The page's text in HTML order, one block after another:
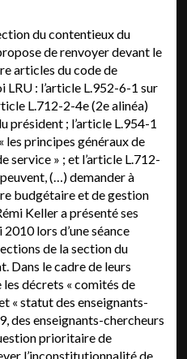
» des comités de sélection : durant les travaux parlementaires, il ont été présentés comme se substituant aux commissions de spécialistes et donc comme jury de recrutement, mais le 3e alinéa de l’article prévoit que le comité de sélection n’émet qu’un avis, conférant ainsi au CA le rôle de jury. « C’est donc de l’interprétation de ce 3e alinéa que dépend le caractère purement consultatif ou non du comité de sélection », relève le rapporteur public. Or, « les conséquences du principe d’indépendance sont moins fortes à l’égard des instances purement consultatives de l’université ». Il propose donc au Conseil constitutionnel de se prononcer sur ce point. DROIT DE VETO : AU CONSEIL CONSTITUTIONNEL DE « TRANCHER LA QUESTION » S’agissant de l’article L.712-2-4e (2e alinéa) sur le droit de veto du président, les requérants estiment qu’il est aussi contraire au principe d’indépendance des enseignants-chercheurs et non plus seulement des professeurs. En effet, ils font référence, relève Rémi Keller, à une décision du 11 janvier 1995 du Conseil constitutionnel relative au statut de la magistrature, dans laquelle est affirmé que « l’indépendance [des professeurs et de maîtres de conférences des universités] est garantie par un principe à valeur constitutionnelle ». La question est-elle sérieuse ? « Il est vrai que la disposition contestée permet au président de prendre une décision qui comporte une ‘incidence sur la carrière des enseignants’ (…). Mais l’intervention du président se situe au terme d’un processus auquel les enseignants-chercheurs ont largement participé. Et surtout, on pourrait soutenir que le président peut légitimement intervenir à ce stade, non pas comme enseignant chargé d’évaluer les mérites scientifique de ses pairs, mais en tant qu’instance dirigeante de l’établissement chargée d’émettre une appréciation de nature administrative sur le recrutement au regard des besoins de l’établissement (…). » Ainsi, il estime « préférable de laisser au Conseil constitutionnel le soin de trancher cette question ». OBLIGATIONS DE SERVICE : RUPTURE D’ÉGALITÉ ENTRE FONCTIONNAIRES Pour ce qui relève du statut des enseignants-chercheurs, Rémi Keller rappelle les quatre questions soulevées par les requérants. Premièrement, ils contestent le fait que la loi LRU autorise à fixer le statut par décret alors qu’il devrait l’être par la loi. Rémi Keller juge que la question « n’est pas sérieuse » : « Le principe d’indépendance des enseignants-chercheurs n’implique aucunement que leur statut particulier soit fixé par le législateur. » Deuxièmement, ils contestent, au nom des principes d’indépendance et d’égalité, le fait que le CA puisse fixer « les principes généraux de répartition des obligations de service » (article L.954-1) et que cette disposition ne soit applicable qu’aux universités bénéficiant des RCE (article L.712-8) ». Pour Rémi Keller, « s’agissant du principe d’indépendance, l’argumentation quelque peu confuse des requérants ne permet pas de discerner en quoi il serait méconnu par les dispositions en cause ». En revanche, « la question est plus sérieuse au regard du principe d’égalité ». En effet, la fixation des obligations de service des enseignants relève du domaine statutaire (décision du Conseil d’État du 12 juin 1987). Or, « le principe d’égalité des agents d’un même corps suppose qu’ils soient soumis aux mêmes règles statutaires. Tel n’est plus le cas dès lors que ces règles peuvent varier d’une université à l’autre, d’abord parce qu’elles sont fixées par le CA, ensuite parce que seuls disposent de ce pouvoir les CA des universités bénéficiant des RCE. Et ni la différence de situation entre universités, ni aucune considération d’intérêt général ne nous paraissent justifier cette différence de traitement. » C’est pourquoi il juge que cette question doit être soumise au Conseil constitutionnel. LA QUESTION DE L’ATTRIBUTION DES PRIMES JUGÉE PAS « PAS SÉRIEUSE » Troisièmement, les requérants mettent en cause, au nom du principe d’indépendance, l’article L.954-2 qui permet au président d’attribuer des primes et souhaitent que cette attribution soit décidée par une instance nationale ou au moins sur la base d’un avis conforme émis par une instance nationale. « La question ne nous paraît pas sérieuse : l’indépendance des enseignants-chercheurs n’implique certainement pas